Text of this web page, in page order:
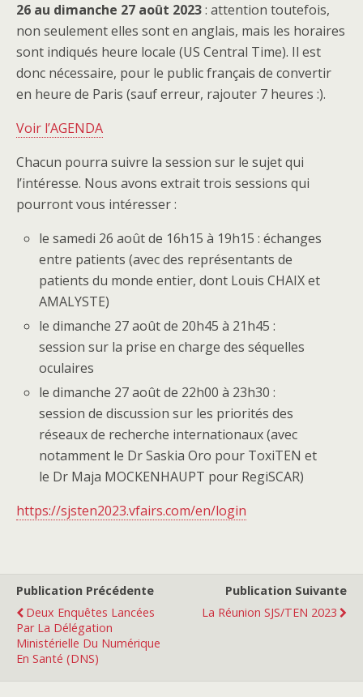
26 au dimanche 27 août 2023: attention toutefois,
non seulement elles sont en anglais, mais les horaires
sont indiqués heure locale (US Central Time). Il est
donc nécessaire, pour le public français de convertir
en heure de Paris (sauf erreur, rajouter 7 heures :).
Voir l’AGENDA
Chacun pourra suivre la session sur le sujet qui
l’intéresse. Nous avons extrait trois sessions qui
pourront vous intéresser :
le samedi 26 août de 16h15 à 19h15 : échanges
entre patients (avec des représentants de
patients du monde entier, dont Louis CHAIX et
AMALYSTE)
le dimanche 27 août de 20h45 à 21h45 :
session sur la prise en charge des séquelles
oculaires
le dimanche 27 août de 22h00 à 23h30 :
session de discussion sur les priorités des
réseaux de recherche internationaux (avec
notamment le Dr Saskia Oro pour ToxiTEN et
le Dr Maja MOCKENHAUPT pour RegiSCAR)
https://sjsten2023.vfairs.com/en/login
Publication Précédente
Deux Enquêtes Lancées
Par La Délégation
Ministérielle Du Numérique
En Santé (DNS)
Publication Suivante
La Réunion SJS/TEN 2023